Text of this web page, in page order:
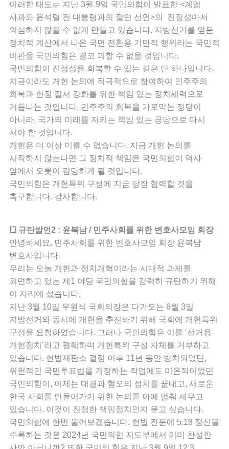
이러한 태도는 지난 3월 9일 국민의힘이 발표한 <계엄
사과와 윤석렬 전 대통령과의 절연 선언>의 진정성마저
의심하지 않을 수 없게 만들고 있습니다. 지방선거를 앞둔
정치적 계산에서 나온 국면 전환용 기만적 행위라는 국민적
비판을 국민의힘은 결코 피할 수 없을 것입니다.
국민의힘이 진정성을 회복할 수 있는 길은 단 하나입니다.
지금이라도 개헌 논의에 적극적으로 참여하여 민주주의
회복과 헌정 질서 강화를 위한 책임 있는 정치세력으로
거듭나는 것입니다. 민주주의 회복을 가로막는 정당이
아니라, 국가의 미래를 지키는 책임 있는 공당으로 다시
서야 할 것입니다.
개헌은 더 이상 미룰 수 없습니다. 지금 개헌 논의를
시작하지 않는다면 그 정치적 책임은 국민의힘이 역사
앞에서 오롯이 감당하게 될 것입니다.
국민의힘은 개헌특위 구성에 지금 당장 협력할 것을
촉구합니다. 감사합니다.
☐ 규탄발언2 : 윤복남 / 민주사회를 위한 변호사모임 회장
안녕하세요, 민주사회를 위한 변호사모임 회장 윤복남
변호사입니다.
우리는 오늘 개헌과 정치개혁이라는 시대적 과제를
외면하고 있는 제1 야당 국민의힘을 강력히 규탄하기 위해
이 자리에 섰습니다.
지난 3월 10일 우원식 국회의장은 다가오는 6월 3일
지방선거와 동시에 개헌을 추진하기 위해 국회에 개헌특위
구성을 요청하였습니다. 그러나 국민의힘은 이를 ‘선거용
개헌정치’라고 폄훼하며 개헌특위 구성 자체를 거부하고
있습니다. 헌법재판소 결정 이후 11년 동안 방치되었던,
위헌적인 국민투표법을 개정하는 작업에도 미온적이었던
국민의힘이, 이제는 대결과 혐오의 정치를 끝내고, 새로운
한국 사회를 만들어가기 위한 논의를 아예 멈춰 세우고
있습니다. 이것이 진정한 책임정치인지 묻고 싶습니다.
국민의힘에 한번 물어보겠습니다. 헌법 전문에 5.18 정신을
수록하는 것은 2024년 국민의힘 지도부에서 이미 찬성한